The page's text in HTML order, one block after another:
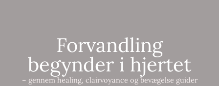
Forvandling
begynder i hjertet
– gennem healing, clairvoyance og bevægelse guider